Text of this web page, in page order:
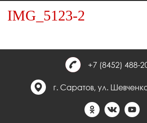
IMG_5123-2
+7 (8452) 488-
г. Саратов, ул.